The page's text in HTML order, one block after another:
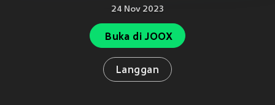
24 Nov 2023
Buka di JOOX
Langgan